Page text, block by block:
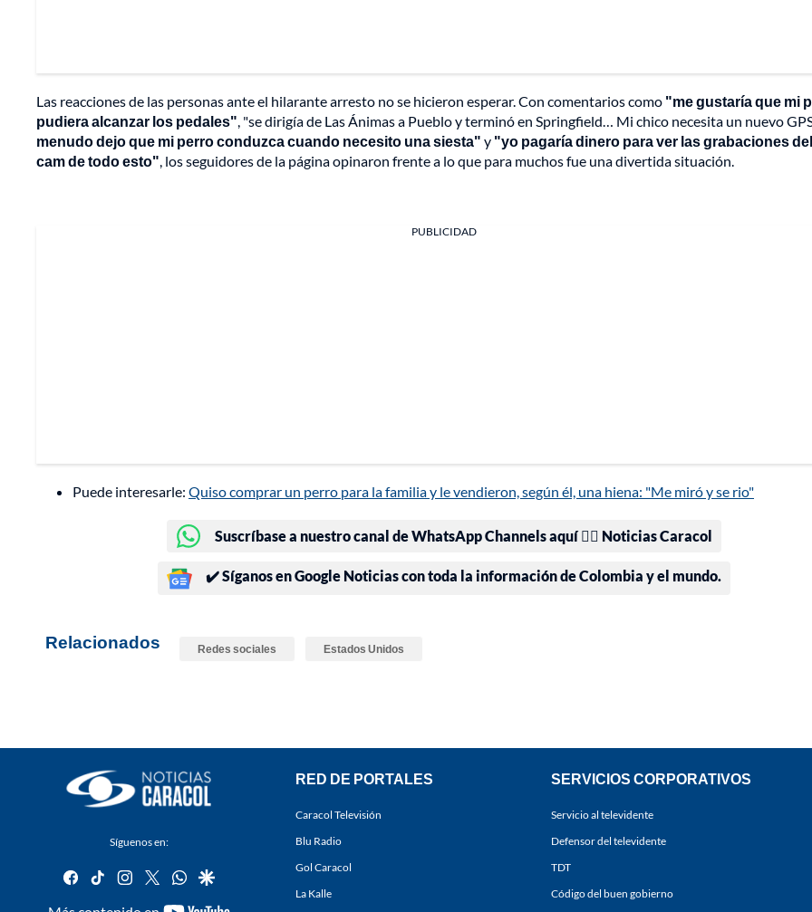
Las reacciones de las personas ante el hilarante arresto no se hicieron esperar. Con comentarios como "me gustaría que mi
pudiera alcanzar los pedales", "se dirigía de Las Ánimas a Pueblo y terminó en Springfield… Mi chico necesita un nuevo
menudo dejo que mi perro conduzca cuando necesito una siesta" y "yo pagaría dinero para ver las grabaciones
cam de todo esto", los seguidores de la página opinaron frente a lo que para muchos fue una divertida situación.
PUBLICIDAD
Puede interesarle: Quiso comprar un perro para la familia y le vendieron, según él, una hiena: "Me miró y se rio"
Suscríbase a nuestro canal de WhatsApp Channels aquí 👉🏻 Noticias Caracol
✔️ Síganos en Google Noticias con toda la información de Colombia y el mundo.
Relacionados Redes sociales Estados Unidos
Síguenos en:
facebook
tiktok instagram
twitterwhatsapp
google
RED DE PORTALES
Caracol Televisión
Blu Radio
Gol Caracol
La Kalle
SERVICIOS CORPORATIVOS
Servicio al televidente
Defensor del televidente
TDT
Código del buen gobierno